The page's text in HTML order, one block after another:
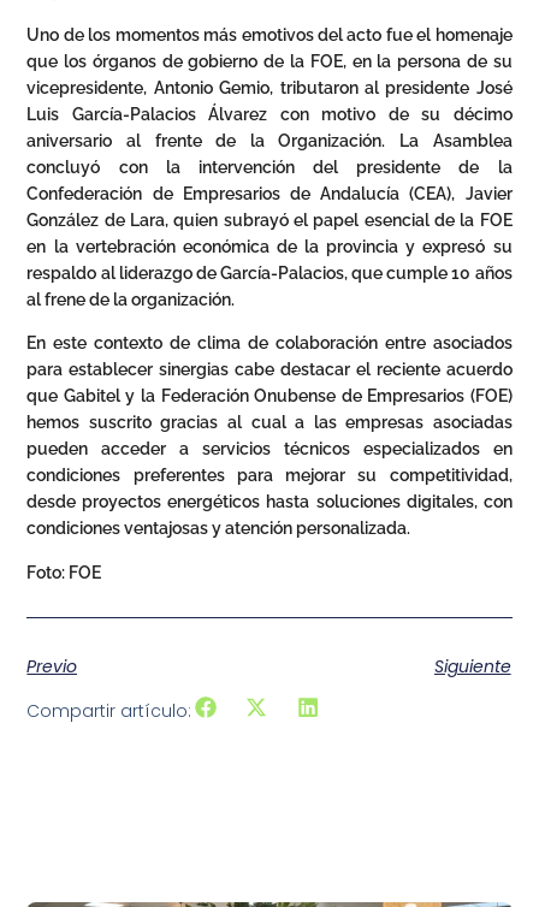
Uno de los momentos más emotivos del acto fue el homenaje
que los órganos de gobierno de la FOE, en la persona de su
vicepresidente, Antonio Gemio, tributaron al presidente José
Luis García-Palacios Álvarez con motivo de su décimo
aniversario al frente de la Organización. La Asamblea
concluyó con la intervención del presidente de la
Confederación de Empresarios de Andalucía (CEA), Javier
González de Lara, quien subrayó el papel esencial de la FOE
en la vertebración económica de la provincia y expresó su
respaldo al liderazgo de García-Palacios, que cumple 10 años
al frene de la organización.
En este contexto de clima de colaboración entre asociados
para establecer sinergias cabe destacar el reciente acuerdo
que Gabitel y la Federación Onubense de Empresarios (FOE)
hemos suscrito gracias al cual a las empresas asociadas
pueden acceder a servicios técnicos especializados en
condiciones preferentes para mejorar su competitividad,
desde proyectos energéticos hasta soluciones digitales, con
condiciones ventajosas y atención personalizada.
Foto: FOE
Previo
Siguiente
Compartir artículo: